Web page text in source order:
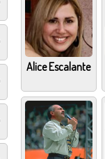
Alice Escalante